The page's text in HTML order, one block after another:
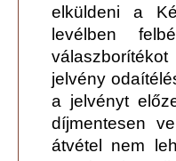
elküldeni a
levélben
jelvény
a jelvényt
díjmentesen
átvétel nem